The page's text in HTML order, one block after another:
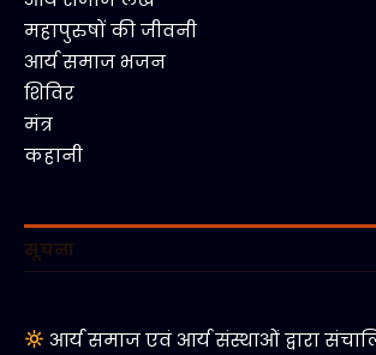
महापुरुषों की जीवनी
आर्य समाज भजन
शिविर
मंत्र
कहानी
सूचना
आर्य समाज एवं आर्य संस्थाओं द्वारा